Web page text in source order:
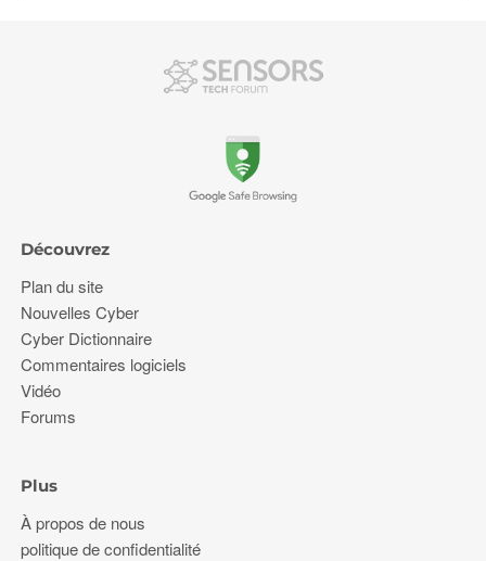
Découvrez
Plan du site
Nouvelles Cyber
Cyber Dictionnaire
Commentaires logiciels
Vidéo
Forums
Plus
À propos de nous
politique de confidentialité